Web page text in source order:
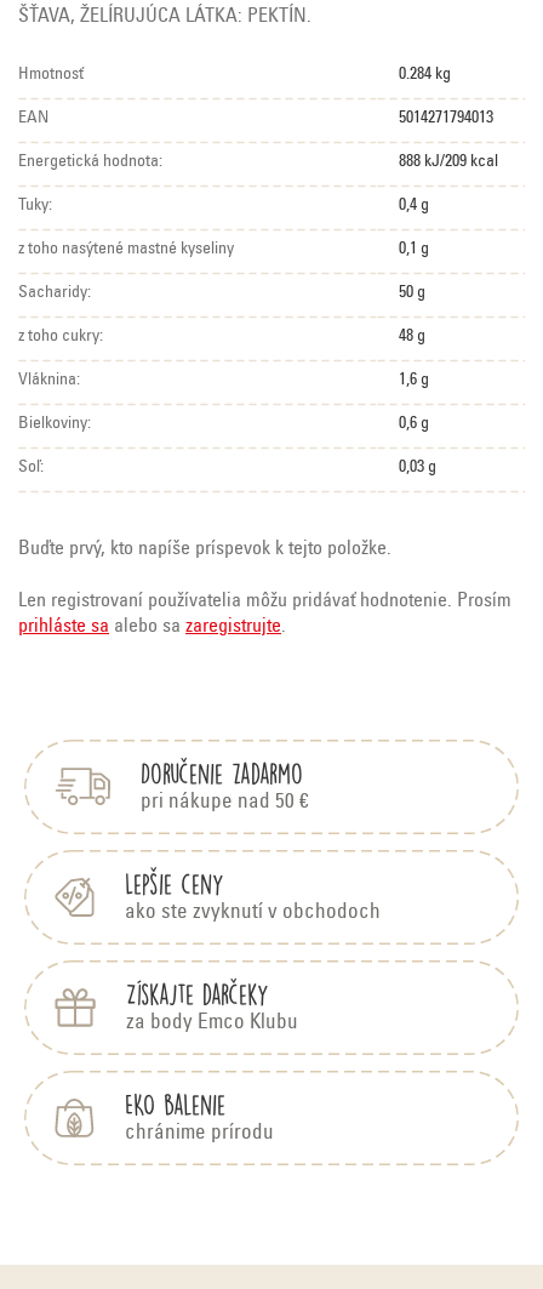
ŠŤAVA, ŽELÍRUJÚCA LÁTKA: PEKTÍN.
Hmotnosť 0.284 kg
EAN 5014271794013
Energetická hodnota: 888 kJ/209 kcal
Tuky: 0,4 g
z toho nasýtené mastné kyseliny 0,1 g
Sacharidy: 50 g
z toho cukry: 48 g
Vláknina: 1,6 g
Bielkoviny: 0,6 g
Soľ: 0,03 g
Buďte prvý, kto napíše príspevok k tejto položke.
Len registrovaní používatelia môžu pridávať hodnotenie. Prosím
prihláste sa alebo sa zaregistrujte.
Doručenie zadarmo
pri nákupe nad 50 €
Lepšie ceny
ako ste zvyknutí v obchodoch
Získajte darčeky
za body Emco Klubu
EKO balenie
chránime prírodu